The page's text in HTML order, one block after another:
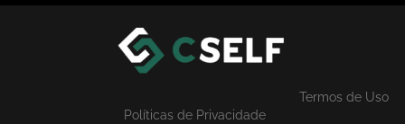
Políticas de Privacidade
Termos de Uso